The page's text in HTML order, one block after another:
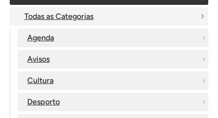
Todas as Categorias
Agenda
Avisos
Cultura
Desporto